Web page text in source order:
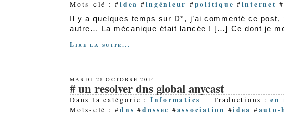
Mots-clé : #idea #ingénieur #politique #internet
Il y a quelques temps sur D*, j’ai commenté ce
autre… La mécanique était lancée ! […] Ce dont je
Lire la suite...
MARDI 28 OCTOBRE 2014
un resolver dns global anycast
Dans la catégorie : Informatics Traductions :en
Mots-clé : #dns #dnssec #association #idea #auto-